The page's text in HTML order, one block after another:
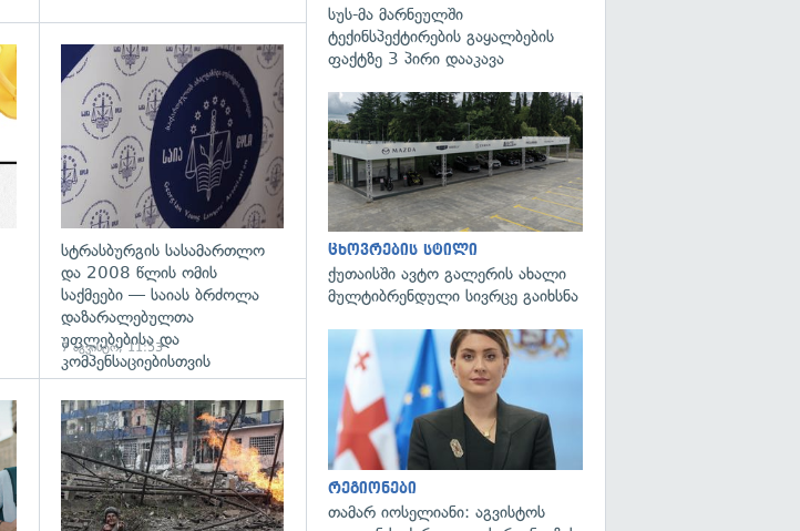
გადახედვა გადახედვა
სტრასბურგის სასამართლო
და 2008 წლის ომის
საქმეები — საიას ბრძოლა
დაზარალებულთა
უფლებებისა და
კომპენსაციებისთვის
7 აგვისტო, 11:53
გადახედვა
სუს-მა მარნეულში
ტექინსპექტირების გაყალბების
ფაქტზე 3 პირი დააკავა
ცხოვრების სტილი
ქუთაისში ავტო გალერის ახალი
მულტიბრენდული სივრცე გაიხსნა
რეგიონები
თამარ იოსელიანი: აგვისტოს